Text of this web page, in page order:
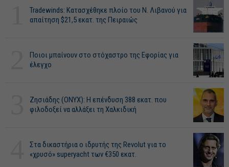
Tradewinds: Κατασχέθηκε πλοίο του Ν. Λιβανού για
απαίτηση $21,5 εκατ. της Πειραιώς
Ποιοι μπαίνουν στο στόχαστρο της Εφορίας για
έλεγχο
Ζησιάδης (ONYX): Η επένδυση 388 εκατ. που
φιλοδοξεί να αλλάξει τη Χαλκιδική
Στα δικαστήρια ο ιδρυτής της Revolut για το
«χρυσό» superyacht των €350 εκατ.